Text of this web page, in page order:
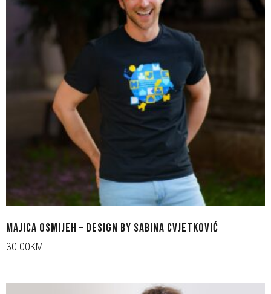
MAJICA OSMIJEH – DESIGN BY SABINA CVJETKOVIĆ
30.00KM